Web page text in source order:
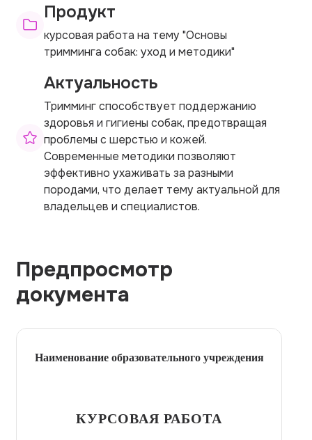
Продукт
курсовая работа на тему "Основы
тримминга собак: уход и методики"
Актуальность
Тримминг способствует поддержанию
здоровья и гигиены собак, предотвращая
проблемы с шерстью и кожей.
Современные методики позволяют
эффективно ухаживать за разными
породами, что делает тему актуальной для
владельцев и специалистов.
Предпросмотр
документа
Наименование образовательного учреждения
КУРСОВАЯ РАБОТА